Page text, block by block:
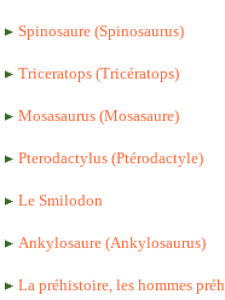
Spinosaure (Spinosaurus)
Triceratops (Tricératops)
Mosasaurus (Mosasaure)
Pterodactylus (Ptérodactyle)
Le Smilodon
Ankylosaure (Ankylosaurus)
La préhistoire, les hommes